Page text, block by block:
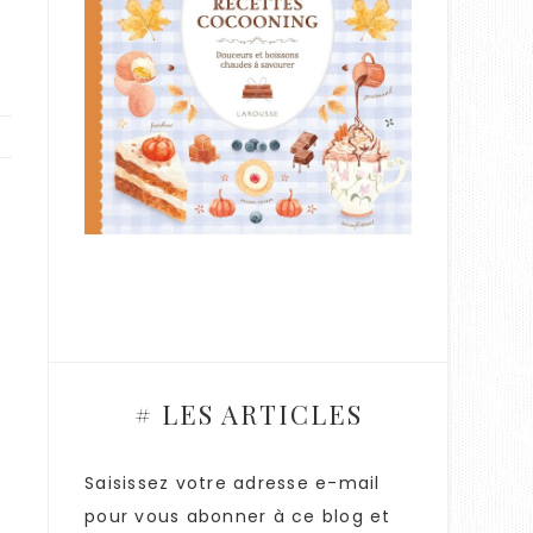
# LES ARTICLES
Saisissez votre adresse e-mail
pour vous abonner à ce blog et